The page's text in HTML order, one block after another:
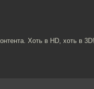
Хоть в HD, хоть в